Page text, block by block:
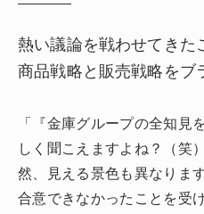
熱い議論を戦わせてきた
商品戦略と販売戦略をブ
「『金庫グループの全知見
しく聞こえますよね？（
然、見える景色も異なりま
合意できなかったことを受